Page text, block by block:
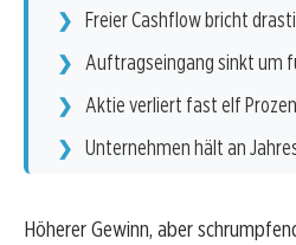
Freier Cashflow bricht
Auftragseingang sinkt um
Aktie verliert fast elf
Unternehmen hält an
Höherer Gewinn, aber